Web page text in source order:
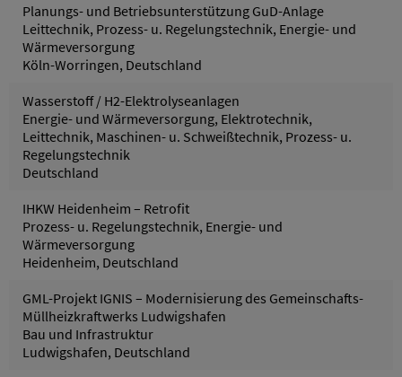
Planungs- und Betriebsunterstützung GuD-Anlage
Leittechnik, Prozess- u. Regelungstechnik, Energie- und
Wärmeversorgung
Köln-Worringen, Deutschland
Wasserstoff / H2-Elektrolyseanlagen
Energie- und Wärmeversorgung, Elektrotechnik,
Leittechnik, Maschinen- u. Schweißtechnik, Prozess- u.
Regelungstechnik
Deutschland
IHKW Heidenheim – Retrofit
Prozess- u. Regelungstechnik, Energie- und
Wärmeversorgung
Heidenheim, Deutschland
GML-Projekt IGNIS – Modernisierung des Gemeinschafts-
Müllheizkraftwerks Ludwigshafen
Bau und Infrastruktur
Ludwigshafen, Deutschland